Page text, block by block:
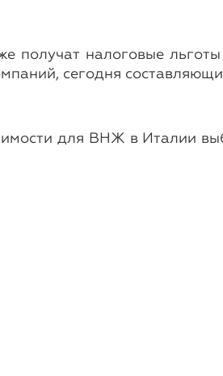
получат налоговые
сегодня
для ВНЖ в Италии